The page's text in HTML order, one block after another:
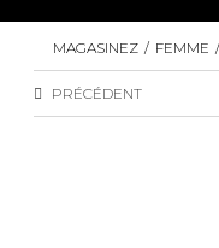
MAGASINEZ FEMME
PRÉCÉDENT